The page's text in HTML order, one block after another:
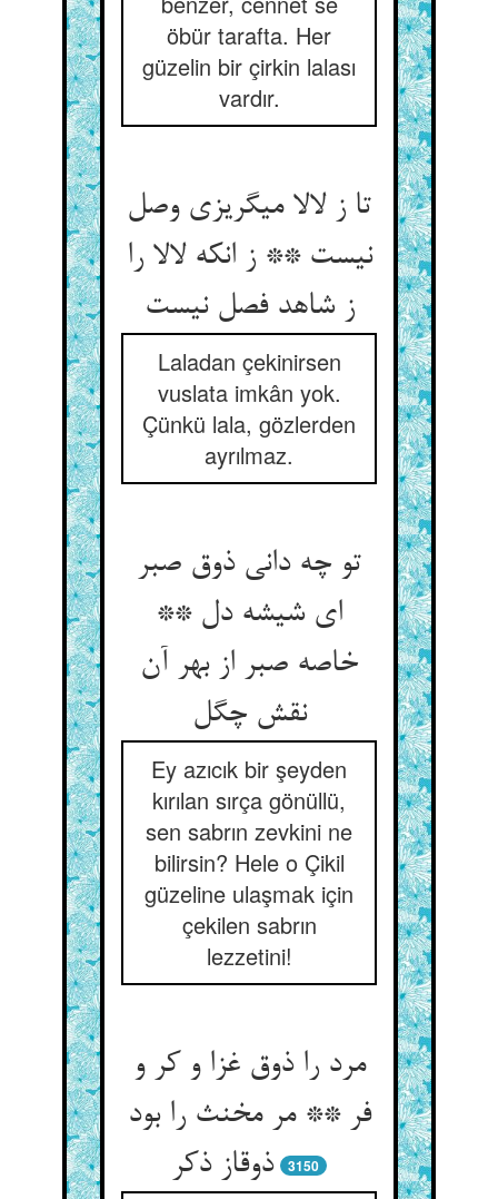
öbür tarafta. Her
güzelin bir çirkin lalası
vardır.
تا ز لالا می‏گریزی وصل
نیست ** ز انکه لالا را
ز شاهد فصل نیست‏
Laladan çekinirsen
vuslata imkân yok.
Çünkü lala, gözlerden
ayrılmaz.
تو چه دانی ذوق صبر
ای شیشه دل **
خاصه صبر از بهر آن
نقش چگل‏
Ey azıcık bir şeyden
kırılan sırça gönüllü,
sen sabrın zevkini ne
bilirsin? Hele o Çikil
güzeline ulaşmak için
çekilen sabrın
lezzetini!
مرد را ذوق غزا و کر و
فر ** مر مخنث را بود
ذوق‏از ذکر
3150